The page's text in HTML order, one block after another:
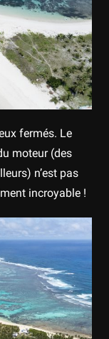
fermés. Le
moteur (des
n’est pas
incroyable !